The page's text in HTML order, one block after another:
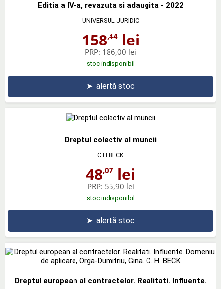
Editia a IV-a, revazuta si adaugita - 2022
UNIVERSUL JURIDIC
158,44lei
PRP: 186,00 lei
stoc indisponibil
➤ alertă stoc
Dreptul colectiv al muncii
C.H.BECK
48,07 lei
PRP: 55,90 lei
stoc indisponibil
➤ alertă stoc
Dreptul european al contractelor. Realitati. Influente.